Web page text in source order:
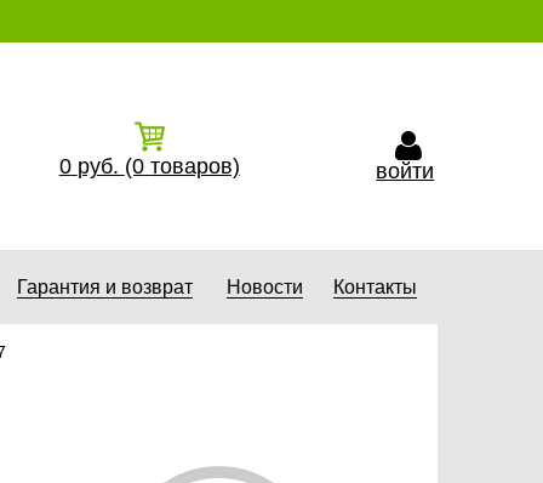
0 руб. (0 товаров) войти
Гарантия и возврат Новости Контакты